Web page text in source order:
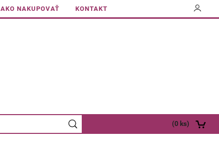
AKO NAKUPOVAŤ KONTAKT
(0 ks)